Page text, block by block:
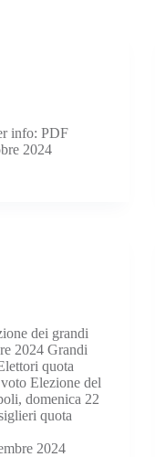
info: PDF
2024
dei grandi
2024 Grandi
quota
Elezione del
domenica 22
quota
2024